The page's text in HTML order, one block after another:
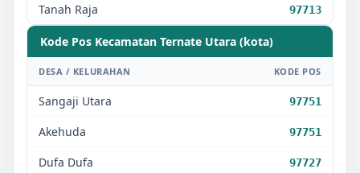
Tanah Raja 97713
Kode Pos Kecamatan Ternate Utara (kota)
DESA / KELURAHAN KODE POS
Sangaji Utara 97751
Akehuda 97751
Dufa Dufa 97727